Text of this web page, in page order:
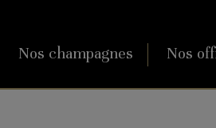
Nos champagnes Nos